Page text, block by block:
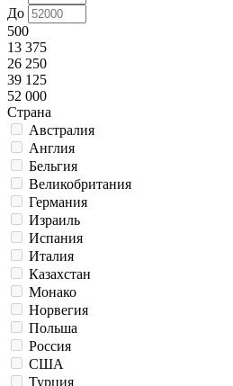
До
500
13 375
26 250
39 125
52 000
Страна
Австралия
Англия
Бельгия
Великобритания
Германия
Израиль
Испания
Италия
Казахстан
Монако
Норвегия
Польша
Россия
США
Турция